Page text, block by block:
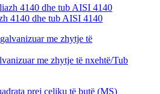
4140 dhe tub AISI 4140
me zhytje të nxehtë/Tub